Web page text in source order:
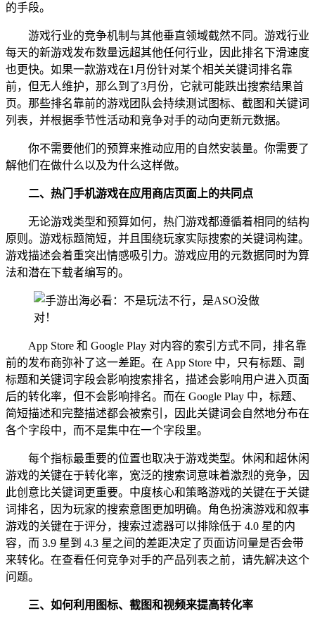
的手段。
游戏行业的竞争机制与其他垂直领域截然不同。游戏行业
每天的新游戏发布数量远超其他任何行业，因此排名下滑速度
也更快。如果一款游戏在1月份针对某个相关关键词排名靠
前，但无人维护，那么到了3月份，它就可能跌出搜索结果首
页。那些排名靠前的游戏团队会持续测试图标、截图和关键词
列表，并根据季节性活动和竞争对手的动向更新元数据。
你不需要他们的预算来推动应用的自然安装量。你需要了
解他们在做什么以及为什么这样做。
二、 热门手机游戏在应用商店页面上的共同点
无论游戏类型和预算如何，热门游戏都遵循着相同的结构
原则。游戏标题简短，并且围绕玩家实际搜索的关键词构建。
游戏描述会着重突出情感吸引力。游戏应用的元数据同时为算
法和潜在下载者编写的。
App Store 和 Google Play 对内容的索引方式不同，排名靠
前的发布商弥补了这一差距。在 App Store 中，只有标题、副
标题和关键词字段会影响搜索排名，描述会影响用户进入页面
后的转化率，但不会影响排名。而在 Google Play 中，标题、
简短描述和完整描述都会被索引，因此关键词会自然地分布在
各个字段中，而不是集中在一个字段里。
每个指标最重要的位置也取决于游戏类型。休闲和超休闲
游戏的关键在于转化率，宽泛的搜索词意味着激烈的竞争，因
此创意比关键词更重要。中度核心和策略游戏的关键在于关键
词排名，因为玩家的搜索意图更加明确。角色扮演游戏和叙事
游戏的关键在于评分，搜索过滤器可以排除低于 4.0 星的内
容，而 3.9 星到 4.3 星之间的差距决定了页面访问量是否会带
来转化。在查看任何竞争对手的产品列表之前，请先解决这个
问题。
三、 如何利用图标、截图和视频来提高转化率